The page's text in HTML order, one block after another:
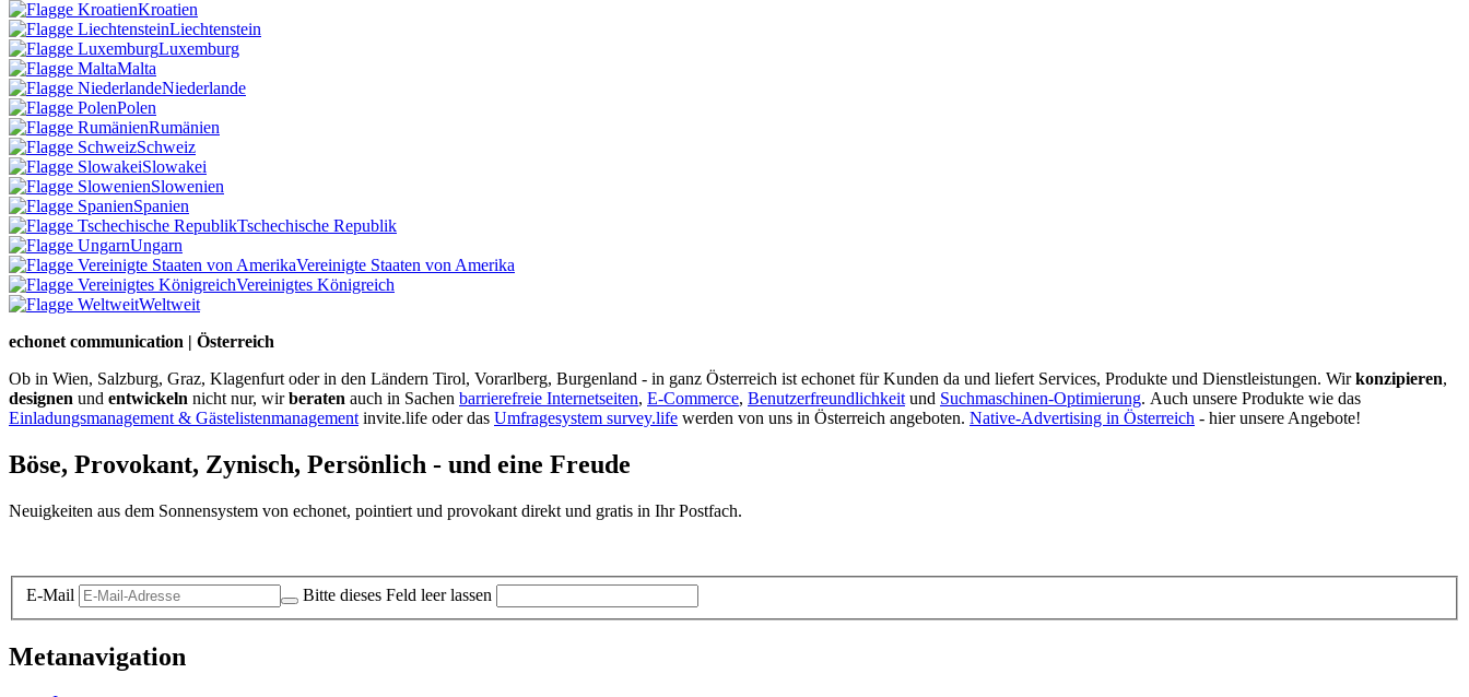
Kroatien
Liechtenstein
Luxemburg
Malta
Niederlande
Polen
Rumänien
Schweiz
Slowakei
Slowenien
Spanien
Tschechische Republik
Ungarn
Vereinigte Staaten von Amerika
Vereinigtes Königreich
Weltweit
echonet communication | Österreich
Ob in Wien, Salzburg, Graz, Klagenfurt oder in den Ländern Tirol, Vorarlberg, Burgenland - in ganz Österreich ist echonet für Kunden da und liefert Services, Produkte und Dienstleistungen. Wirkonzipieren,
designen und entwickeln nicht nur, wirberaten auch in Sachen barrierefreie Internetseiten, E-Commerce, Benutzerfreundlichkeit und Suchmaschinen-Optimierung. Auch unsere Produkte wie das
Einladungsmanagement & Gästelistenmanagement invite.life oder das Umfragesystem survey.life werden von uns in Österreich angeboten. Native-Advertising in Österreich - hier unsere Angebote!
Böse, Provokant, Zynisch, Persönlich - und eine Freude
Neuigkeiten aus dem Sonnensystem von echonet, pointiert und provokant direkt und gratis in Ihr Postfach.
E-Mail Bitte dieses Feld leer lassen
Metanavigation